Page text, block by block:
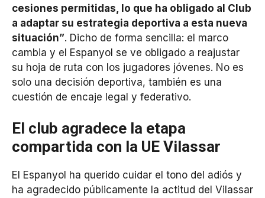
cesiones permitidas, lo que ha obligado al Club
a adaptar su estrategia deportiva a esta nueva
situación”. Dicho de forma sencilla: el marco
cambia y el Espanyol se ve obligado a reajustar
su hoja de ruta con los jugadores jóvenes. No es
solo una decisión deportiva, también es una
cuestión de encaje legal y federativo.
El club agradece la etapa
compartida con la UE Vilassar
El Espanyol ha querido cuidar el tono del adiós y
ha agradecido públicamente la actitud del Vilassar